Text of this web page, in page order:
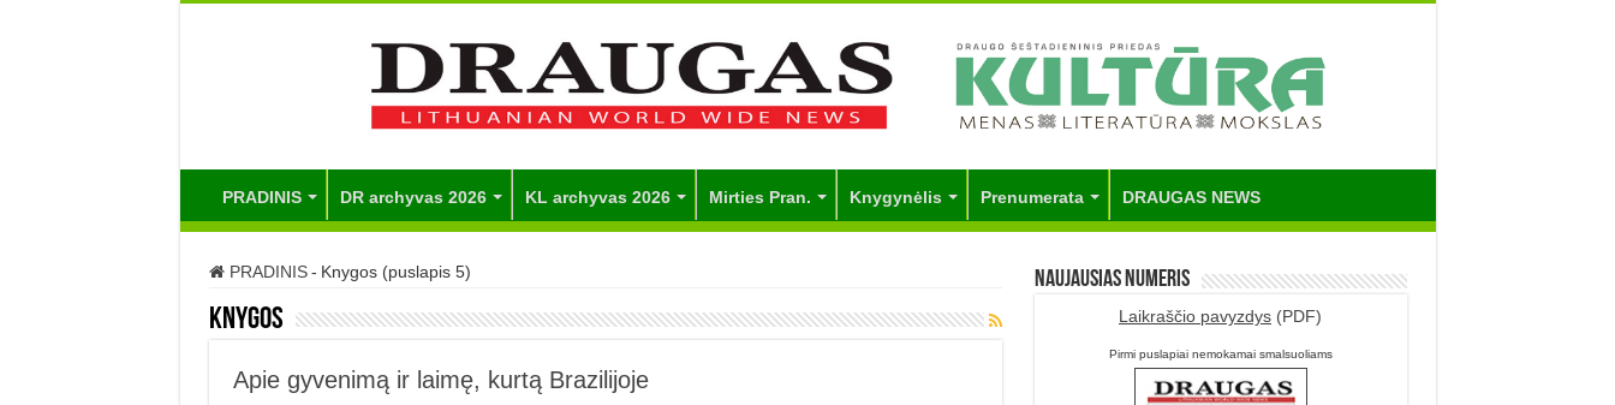
PRADINIS DR archyvas 2026 KL archyvas 2026 Mirties Pran. Knygynėlis Prenumerata DRAUGAS NEWS
PRADINIS - Knygos (puslapis 5)
Knygos
Apie gyvenimą ir laimę, kurtą Brazilijoje
Naujausias numeris
Laikraščio pavyzdys (PDF)
Pirmi puslapiai nemokamai smalsuoliams